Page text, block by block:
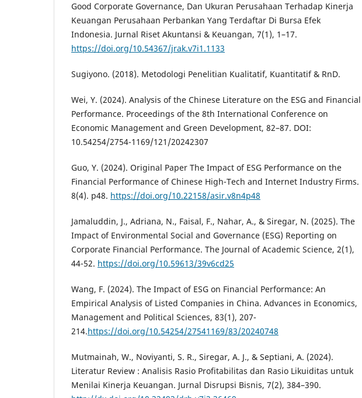
Good Corporate Governance, Dan Ukuran Perusahaan Terhadap Kinerja
Keuangan Perusahaan Perbankan Yang Terdaftar Di Bursa Efek
Indonesia. Jurnal Riset Akuntansi & Keuangan, 7(1), 1–17.
https://doi.org/10.54367/jrak.v7i1.1133
Sugiyono. (2018). Metodologi Penelitian Kualitatif, Kuantitatif & RnD.
Wei, Y. (2024). Analysis of the Chinese Literature on the ESG and Financial
Performance. Proceedings of the 8th International Conference on
Economic Management and Green Development, 82–87. DOI:
10.54254/2754-1169/121/20242307
Guo, Y. (2024). Original Paper The Impact of ESG Performance on the
Financial Performance of Chinese High-Tech and Internet Industry Firms.
8(4). p48. https://doi.org/10.22158/asir.v8n4p48
Jamaluddin, J., Adriana, N., Faisal, F., Nahar, A., & Siregar, N. (2025). The
Impact of Environmental Social and Governance (ESG) Reporting on
Corporate Financial Performance. The Journal of Academic Science, 2(1),
44-52. https://doi.org/10.59613/39v6cd25
Wang, F. (2024). The Impact of ESG on Financial Performance: An
Empirical Analysis of Listed Companies in China. Advances in Economics,
Management and Political Sciences, 83(1), 207-
214.https://doi.org/10.54254/27541169/83/20240748
Mutmainah, W., Noviyanti, S. R., Siregar, A. J., & Septiani, A. (2024).
Literatur Review : Analisis Rasio Profitabilitas dan Rasio Likuiditas untuk
Menilai Kinerja Keuangan. Jurnal Disrupsi Bisnis, 7(2), 384–390.